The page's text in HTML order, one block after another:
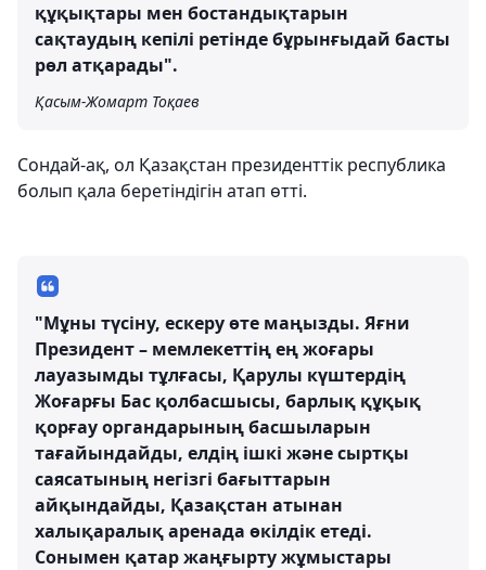
құқықтары мен бостандықтарын
сақтаудың кепілі ретінде бұрынғыдай басты
рөл атқарады".
Қасым-Жомарт Тоқаев
Сондай-ақ, ол Қазақстан президенттік республика
болып қала беретіндігін атап өтті.
"Мұны түсіну, ескеру өте маңызды. Яғни
Президент – мемлекеттің ең жоғары
лауазымды тұлғасы, Қарулы күштердің
Жоғарғы Бас қолбасшысы, барлық құқық
қорғау органдарының басшыларын
тағайындайды, елдің ішкі және сыртқы
саясатының негізгі бағыттарын
айқындайды, Қазақстан атынан
халықаралық аренада өкілдік етеді.
Сонымен қатар жаңғырту жұмыстары